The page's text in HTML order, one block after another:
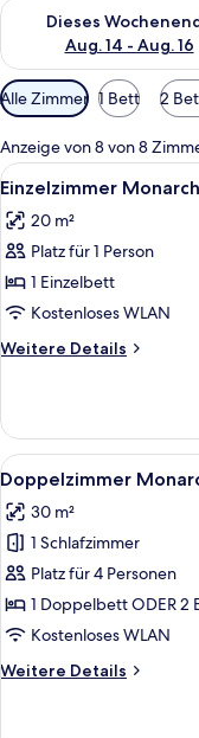
Dieses
Aug. 14 - Aug. 16
Überprüfe die
Verfügbare
Filter
für
Zimmer
Alle Zimmer 1 Bett 2
Anzeige von 8 von 8
Alle
Fotos
für
Einzelzimmer
Monarch
anzeigen
5
Einzelzimmer Monarch
20 m²
Platz für 1 Person
1 Einzelbett
Kostenloses WLAN
Weitere Details
Weitere
Monarch
Alle
Fotos
für
Doppelzimmer
Monarch
anzeigen
4
Doppelzimmer
30 m²
1 Schlafzimmer
Platz für 4 Personen
1 Doppelbett ODER 2
Kostenloses WLAN
Weitere Details
Weitere